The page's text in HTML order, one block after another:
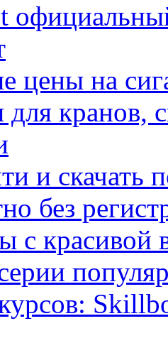
цены на
кранов,
и
без
с красивой